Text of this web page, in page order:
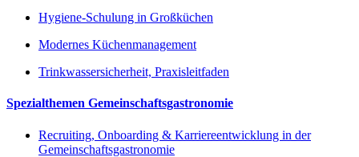
Hygiene-Schulung in Großküchen
Modernes Küchenmanagement
Trinkwassersicherheit, Praxisleitfaden
Spezialthemen Gemeinschaftsgastronomie
Recruiting, Onboarding & Karriereentwicklung in der
Gemeinschaftsgastronomie